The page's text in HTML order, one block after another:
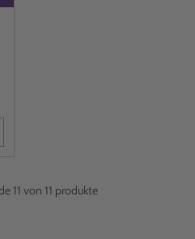
11 von 11 produkte